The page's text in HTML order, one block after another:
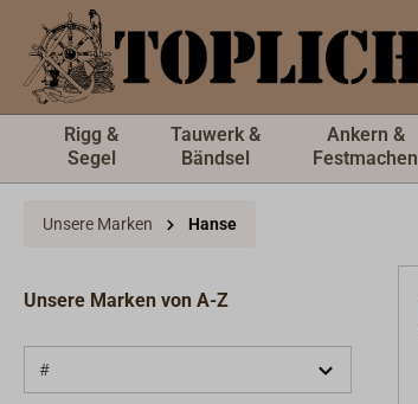
springen
Rigg &
Segel
Tauwerk &
Bändsel
Ankern &
Festmachen
Unsere Marken Hanse
Unsere Marken von A-Z
#